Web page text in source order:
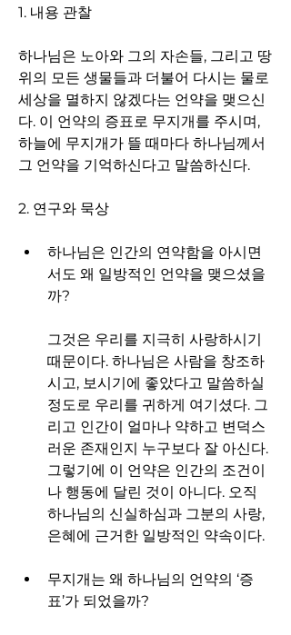
1. 내용 관찰
하나님은 노아와 그의 자손들, 그리고 땅
위의 모든 생물들과 더불어 다시는 물로
세상을 멸하지 않겠다는 언약을 맺으신
다. 이 언약의 증표로 무지개를 주시며,
하늘에 무지개가 뜰 때마다 하나님께서
그 언약을 기억하신다고 말씀하신다.
2. 연구와 묵상
하나님은 인간의 연약함을 아시면
서도 왜 일방적인 언약을 맺으셨을
까?
그것은 우리를 지극히 사랑하시기
때문이다. 하나님은 사람을 창조하
시고, 보시기에 좋았다고 말씀하실
정도로 우리를 귀하게 여기셨다. 그
리고 인간이 얼마나 약하고 변덕스
러운 존재인지 누구보다 잘 아신다.
그렇기에 이 언약은 인간의 조건이
나 행동에 달린 것이 아니다. 오직
하나님의 신실하심과 그분의 사랑,
은혜에 근거한 일방적인 약속이다.
무지개는 왜 하나님의 언약의 ‘증
표’가 되었을까?